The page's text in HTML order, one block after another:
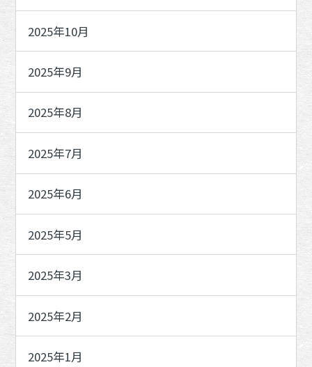
2025年10月
2025年9月
2025年8月
2025年7月
2025年6月
2025年5月
2025年3月
2025年2月
2025年1月